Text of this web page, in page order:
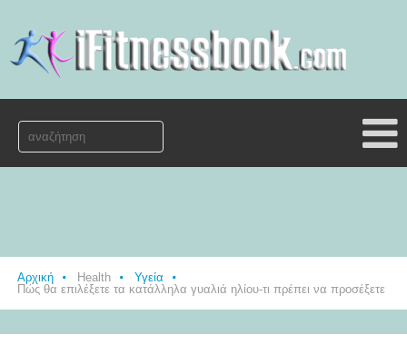
Αρχική Health
Υγεία
Πώς θα επιλέξετε τα κατάλληλα γυαλιά ηλίου-τι πρέπει να προσέξετε